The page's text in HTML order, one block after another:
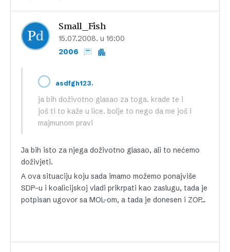
Small_Fish
15.07.2008. u 16:00
2006
asdfgh123,
ja bih doživotno glasao za toga. krade te i
još ti to kaže u lice. bolje to nego da me još i
majmunom pravi
Ja bih isto za njega doživotno glasao, ali to nećemo
doživjeti.
A ova situaciju koju sada imamo možemo ponajviše
SDP-u i koalicijskoj vladi prikrpati kao zaslugu, tada je
potpisan ugovor sa MOL-om, a tada je donesen i ZOP…